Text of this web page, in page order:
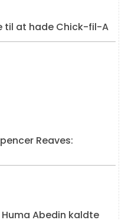
til at hade Chick-fil-A
Reaves:
Abedin kaldte